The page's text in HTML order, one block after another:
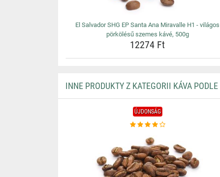
El Salvador SHG EP Santa Ana Miravalle H1 - világos
pörkölésű szemes kávé, 500g
12274 Ft
INNE PRODUKTY Z KATEGORII KÁVA PODLE
ÚJDONSÁG